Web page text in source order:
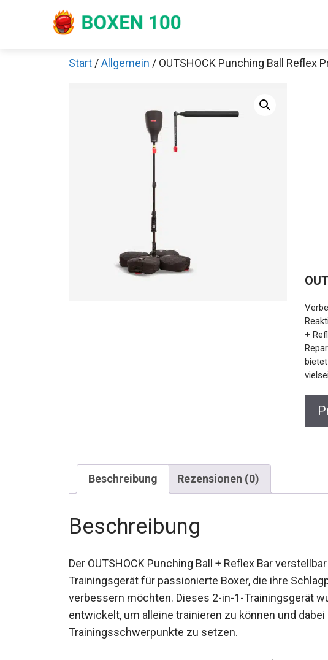
Start /Allgemein / OUTSHOCK Punching Ball Reflex
+
Beschreibung Rezensionen (0)
Beschreibung
Der OUTSHOCK Punching Ball + Reflex Bar
Trainingsgerät für passionierte Boxer, die ihre
verbessern möchten. Dieses 2-in-1-Trainingsgerät
entwickelt, um alleine trainieren zu können und
Trainingsschwerpunkte zu setzen.